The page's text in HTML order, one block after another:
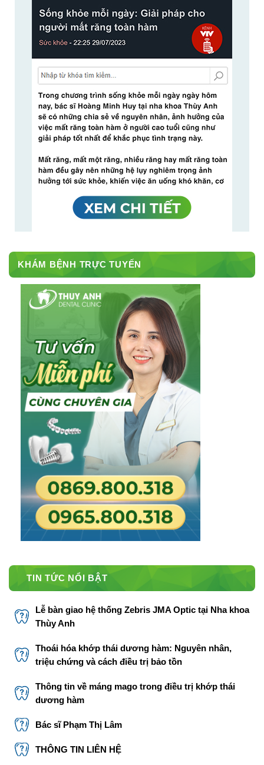
KHÁM BỆNH TRỰC TUYẾN
TIN TỨC NỔI BẬT
Lễ bàn giao hệ thống Zebris JMA Optic tại Nha khoa
Thùy Anh
Thoái hóa khớp thái dương hàm: Nguyên nhân,
triệu chứng và cách điều trị bảo tồn
Thông tin về máng mago trong điều trị khớp thái
dương hàm
Bác sĩ Phạm Thị Lâm
THÔNG TIN LIÊN HỆ